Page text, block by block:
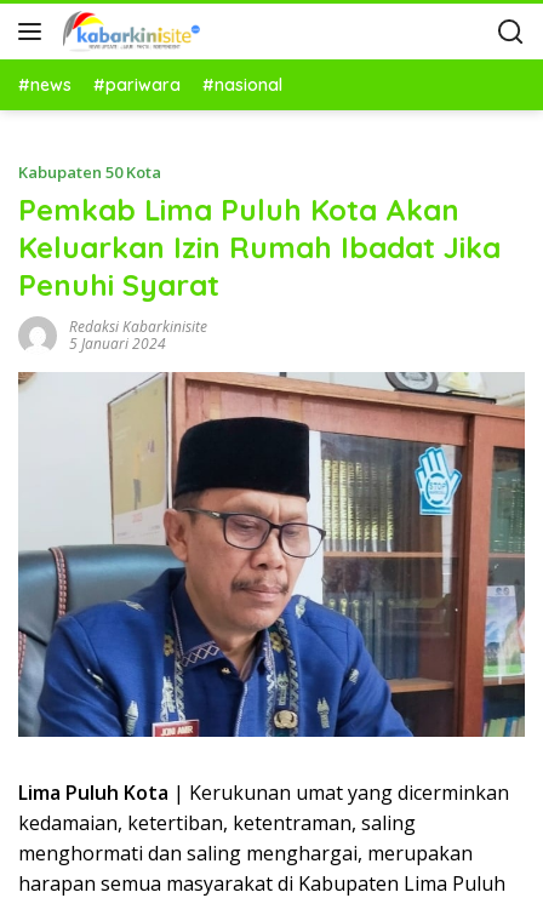
#news #pariwara #nasional
Kabupaten 50 Kota
Pemkab Lima Puluh Kota Akan
Keluarkan Izin Rumah Ibadat Jika
Penuhi Syarat
Redaksi Kabarkinisite
5 Januari 2024
Lima Puluh Kota | Kerukunan umat yang dicerminkan
kedamaian, ketertiban, ketentraman, saling
menghormati dan saling menghargai, merupakan
harapan semua masyarakat di Kabupaten Lima Puluh